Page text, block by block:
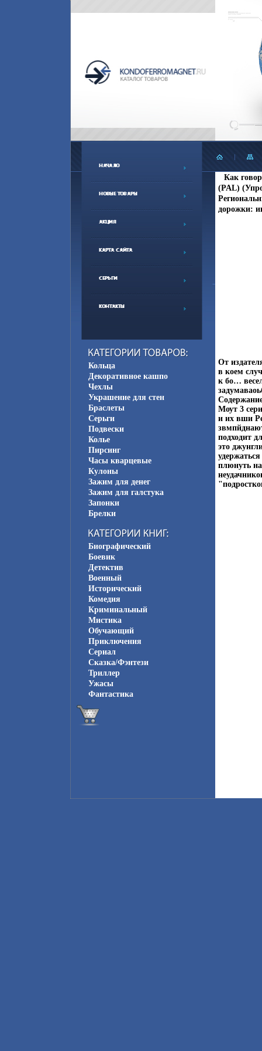
Кольца
Декоративное кашпо
Чехлы
Украшение для стен
Браслеты
Серьги
Подвески
Колье
Пирсинг
Часы кварцевые
Кулоны
Зажим для денег
Зажим для галстука
Запонки
Брелки
Биографический
Боевик
Детектив
Военный
Исторический
Комедия
Криминальный
Мистика
Обучающий
Приключения
Сериал
Сказка/Фэнтези
Триллер
Ужасы
Фантастика
Как
(PAL)
дорожки:
От
в коем
к бо…
Моут 3
и их вши
подходит
это
плюнуть